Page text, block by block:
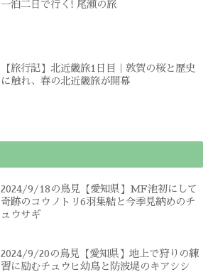
一泊二日で行く! 尾瀬の旅
【旅行記】北近畿旅1日目｜敦賀の桜と歴史
に触れ、春の北近畿旅が開幕
2024/9/18の鳥見【愛知県】MF池初にして
奇跡のコウノトリ6羽集結と今季見納めのチ
ュウサギ
2024/9/20の鳥見【愛知県】地上で狩りの練
習に励むチュウヒ幼鳥と防波堤のキアシシ